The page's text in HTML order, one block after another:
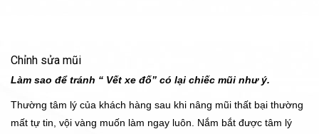
Chỉnh sửa mũi
Làm sao để tránh “ Vết xe đố” có lại chiếc mũi như ý.
Thường tâm lý của khách hàng sau khi nâng mũi thất bại thường
mất tự tin, vội vàng muốn làm ngay luôn. Nắm bắt được tâm lý